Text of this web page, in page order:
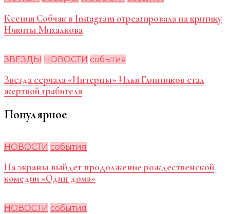
Ксения Собчак в Instagram отреагировала на критику
Никиты Михалкова
ЗВЕЗДЫ НОВОСТИ события
Звезда сериала «Интерны» Илья Глинников стал
жертвой грабителя
Популярное
НОВОСТИ события
На экраны выйдет продолжение рождественской
комедии «Один дома»
НОВОСТИ события